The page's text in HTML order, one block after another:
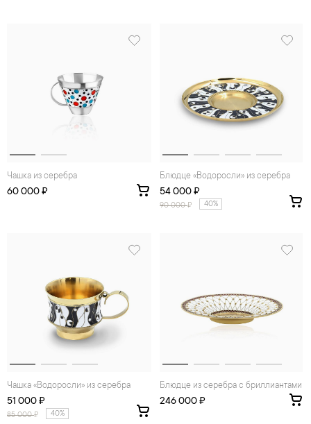
Чашка из серебра
60 000 ₽
Блюдце «Водоросли» из серебра
54 000 ₽
90 000₽ 40%
Чашка «Водоросли» из серебра
51 000 ₽
85 000₽ 40%
Блюдце из серебра с бриллиантами
246 000 ₽